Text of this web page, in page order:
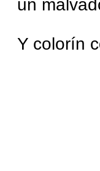
un
Y colorín